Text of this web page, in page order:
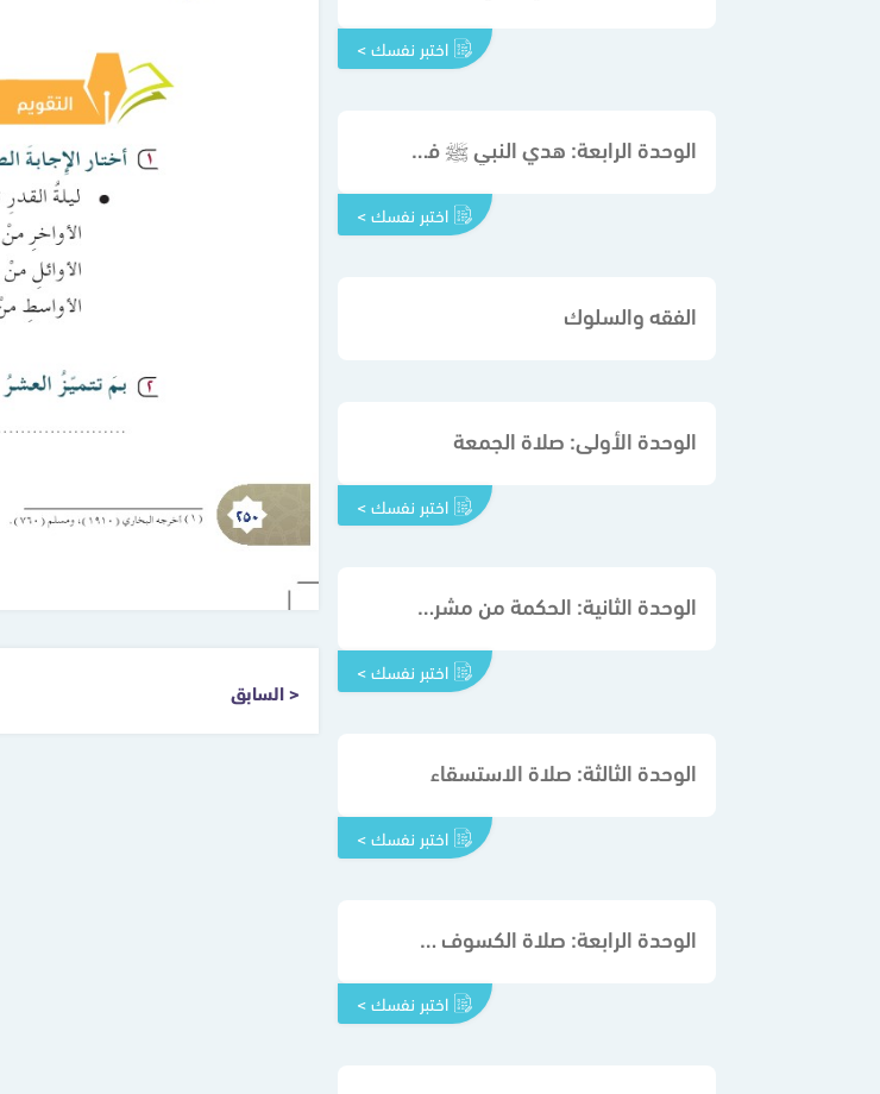
اختبر نفسك >
الوحدة الرابعة: هدي النبي ﷺ في التعامل مع الحيوان
اختبر نفسك >
الفقه والسلوك
الوحدة الأولى: صلاة الجمعة
اختبر نفسك >
الوحدة الثانية: الحكمة من مشروعية العيد وصلاة العيدين
اختبر نفسك >
الوحدة الثالثة: صلاة الاستسقاء
اختبر نفسك >
الوحدة الرابعة: صلاة الكسوف والخسوف
اختبر نفسك >
< السابق